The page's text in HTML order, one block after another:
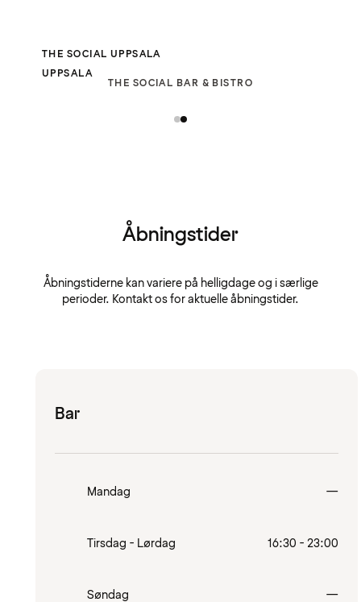
THE SOCIAL BAR & BISTRO
THE SOCIAL UPPSALA
UPPSALA
Åbningstider
Åbningstiderne kan variere på helligdage og i særlige
perioder. Kontakt os for aktuelle åbningstider.
Bar
Mandag —
Tirsdag - Lørdag 16:30 - 23:00
Søndag —